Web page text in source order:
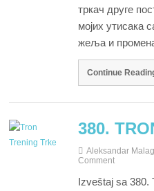
тркач друге
мојих утисака
жеља и
Continue
380.
Aleksandar
Comment
Izveštaj sa 380.